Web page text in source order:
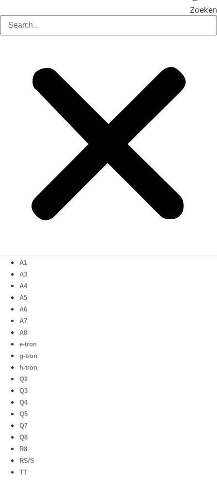
Zoeken
A1
A3
A4
A5
A6
A7
A8
e-tron
g-tron
h-tron
Q2
Q3
Q4
Q5
Q7
Q8
R8
RS/S
TT